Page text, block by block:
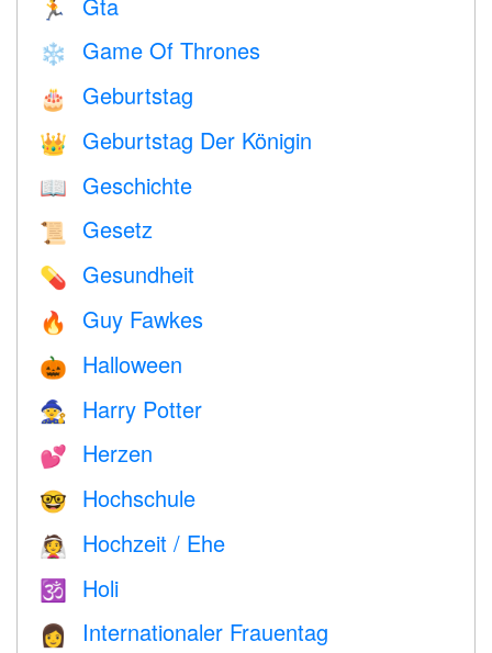
🏃
❄️ Game Of Thrones
🎂 Geburtstag
👑 Geburtstag Der Königin
📖 Geschichte
📜 Gesetz
💊 Gesundheit
🔥 Guy Fawkes
🎃 Halloween
🧙 Harry Potter
💕 Herzen
🤓 Hochschule
👰 Hochzeit / Ehe
🕉 Holi
👩 Internationaler Frauentag